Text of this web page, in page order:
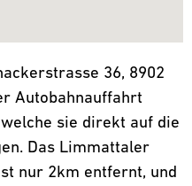
36, 8902
Autobahnauffahrt
sie direkt auf die
Das Limmattaler
nur 2km entfernt, und